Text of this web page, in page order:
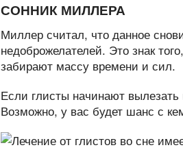
СОННИК МИЛЛЕРА
Миллер считал, что данное
недоброжелателей. Это знак
забирают массу времени и сил.
Если глисты начинают
Возможно, у вас будет шанс с